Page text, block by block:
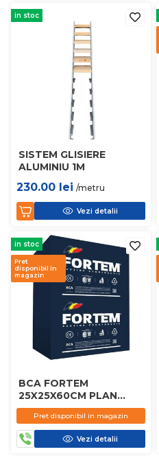
in stoc
SISTEM GLISIERE
ALUMINIU 1M
230.00 lei /metru
Vezi detalii
in stoc
Pret
disponibil in
magazin
BCA FORTEM
25X25X60CM PLAN
D450
Pret disponibil in magazin
Vezi detalii